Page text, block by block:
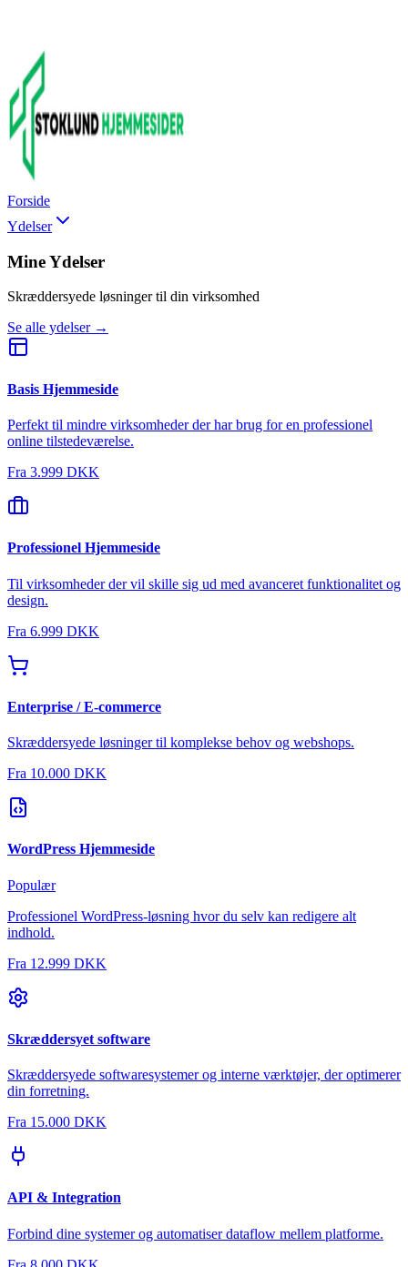
Forside
Ydelser
Mine Ydelser
Skræddersyede løsninger til din virksomhed
Se alle ydelser →
Basis Hjemmeside
Perfekt til mindre virksomheder der har brug for en professionel
online tilstedeværelse.
Fra 3.999 DKK
Professionel Hjemmeside
Til virksomheder der vil skille sig ud med avanceret funktionalitet og
design.
Fra 6.999 DKK
Enterprise / E-commerce
Skræddersyede løsninger til komplekse behov og webshops.
Fra 10.000 DKK
WordPress Hjemmeside
Populær
Professionel WordPress-løsning hvor du selv kan redigere alt
indhold.
Fra 12.999 DKK
Skræddersyet software
Skræddersyede softwaresystemer og interne værktøjer, der optimerer
din forretning.
Fra 15.000 DKK
API & Integration
Forbind dine systemer og automatiser dataflow mellem platforme.